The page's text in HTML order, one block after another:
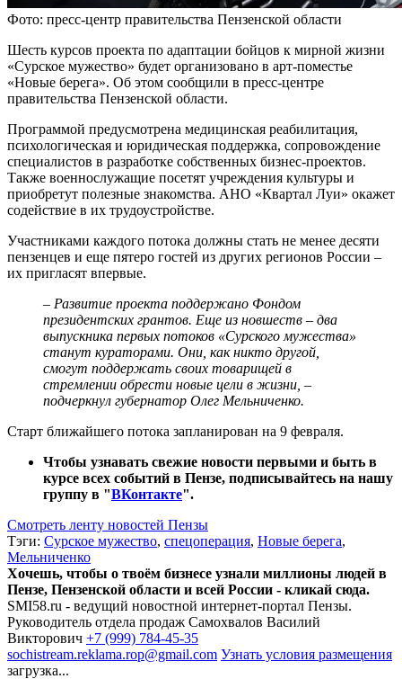
Фото: пресс-центр правительства Пензенской области
Шесть курсов проекта по адаптации бойцов к мирной жизни
«Сурское мужество» будет организовано в арт-поместье
«Новые берега». Об этом сообщили в пресс-центре
правительства Пензенской области.
Программой предусмотрена медицинская реабилитация,
психологическая и юридическая поддержка, сопровождение
специалистов в разработке собственных бизнес-проектов.
Также военнослужащие посетят учреждения культуры и
приобретут полезные знакомства. АНО «Квартал Луи» окажет
содействие в их трудоустройстве.
Участниками каждого потока должны стать не менее десяти
пензенцев и еще пятеро гостей из других регионов России –
их пригласят впервые.
– Развитие проекта поддержано Фондом
президентских грантов. Еще из новшеств – два
выпускника первых потоков «Сурского мужества»
станут кураторами. Они, как никто другой,
смогут поддержать своих товарищей в
стремлении обрести новые цели в жизни, –
подчеркнул губернатор Олег Мельниченко.
Старт ближайшего потока запланирован на 9 февраля.
Чтобы узнавать свежие новости первыми и быть в
курсе всех событий в Пензе, подписывайтесь на нашу
группу в "ВКонтакте".
Смотреть ленту новостей Пензы
Тэги: Сурское мужество, спецоперация, Новые берега,
Мельниченко
Хочешь, чтобы о твоём бизнесе узнали миллионы людей в
Пензе, Пензенской области и всей России - кликай сюда.
SMI58.ru - ведущий новостной интернет-портал Пензы.
Руководитель отдела продаж Самохвалов Василий
Викторович +7 (999) 784-45-35
sochistream.reklama.rop@gmail.com Узнать условия размещения
загрузка...